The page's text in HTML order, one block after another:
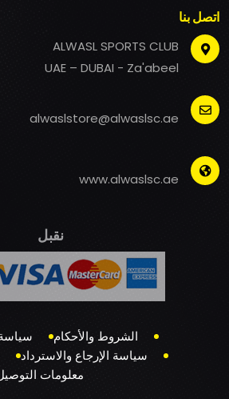
اتصل بنا
ALWASL SPORTS CLUB
UAE – DUBAI - Za'abeel
alwaslstore@alwaslsc.ae
www.alwaslsc.ae
نقبل
الشروط والأحكام
سياسة الإرجاع والاسترداد
معلومات